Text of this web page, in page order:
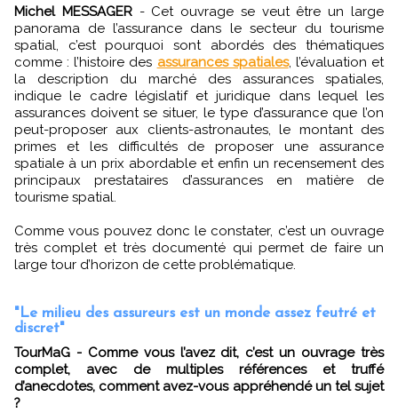
Michel MESSAGER- Cet ouvrage se veut être un large
panorama de l’assurance dans le secteur du tourisme
spatial, c’est pourquoi sont abordés des thématiques
comme : l’histoire des assurances spatiales, l’évaluation et
la description du marché des assurances spatiales,
indique le cadre législatif et juridique dans lequel les
assurances doivent se situer, le type d’assurance que l’on
peut-proposer aux clients-astronautes, le montant des
primes et les difficultés de proposer une assurance
spatiale à un prix abordable et enfin un recensement des
principaux prestataires d’assurances en matière de
tourisme spatial.
Comme vous pouvez donc le constater, c’est un ouvrage
très complet et très documenté qui permet de faire un
large tour d’horizon de cette problématique.
"Le milieu des assureurs est un monde assez feutré et
discret"
TourMaG - Comme vous l’avez dit, c’est un ouvrage très
complet, avec de multiples références et truffé
d’anecdotes, comment avez-vous appréhendé un tel sujet
?